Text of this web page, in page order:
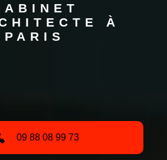
À
PARIS
09 88 08 99 73